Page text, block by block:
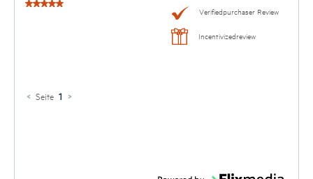
Verifiedpurchaser Review
Incentivizedreview
< Seite 1 >